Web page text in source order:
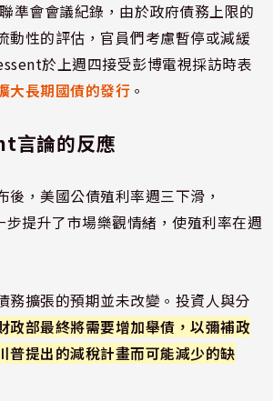
準會會議紀錄，由於政府債務上限的
動性的評估，官員們考慮暫停或減緩
於上週四接受彭博電視採訪時表
大長期國債的發行 。
言論的反應
後，美國公債殖利率週三下滑，
提升了市場樂觀情緒，使殖利率在週
務擴張的預期並未改變。投資人與分
政部最終將需要增加舉債，以彌補政
普提出的減稅計畫而可能減少的缺